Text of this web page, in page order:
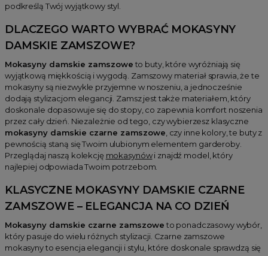
podkreślą Twój wyjątkowy styl.
DLACZEGO WARTO WYBRAĆ MOKASYNY
DAMSKIE ZAMSZOWE?
Mokasyny damskie zamszowe to buty, które wyróżniają się
wyjątkową miękkością i wygodą. Zamszowy materiał sprawia, że te
mokasyny są niezwykle przyjemne w noszeniu, a jednocześnie
dodają stylizacjom elegancji. Zamsz jest także materiałem, który
doskonale dopasowuje się do stopy, co zapewnia komfort noszenia
przez cały dzień. Niezależnie od tego, czy wybierzesz klasyczne
mokasyny damskie czarne zamszowe , czy inne kolory, te buty z
pewnością staną się Twoim ulubionym elementem garderoby.
Przeglądaj naszą kolekcję mokasynówi znajdź model, który
najlepiej odpowiada Twoim potrzebom.
KLASYCZNE MOKASYNY DAMSKIE CZARNE
ZAMSZOWE– ELEGANCJA NA CO DZIEŃ
Mokasyny damskie czarne zamszowe to ponadczasowy wybór,
który pasuje do wielu różnych stylizacji. Czarne zamszowe
mokasyny to esencja elegancji i stylu, które doskonale sprawdzą się